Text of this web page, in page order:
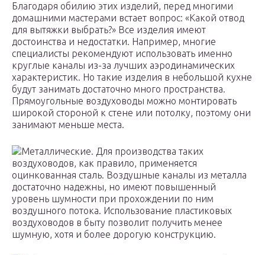
Благодаря обилию этих изделий, перед многими
домашними мастерами встает вопрос: «Какой отвод
для вытяжки выбрать?» Все изделия имеют
достоинства и недостатки. Например, многие
специалисты рекомендуют использовать именно
круглые каналы из-за лучших аэродинамических
характеристик. Но такие изделия в небольшой кухне
будут занимать достаточно много пространства.
Прямоугольные воздуховоды можно монтировать
широкой стороной к стене или потолку, поэтому они
занимают меньше места.
Металлические. Для производства таких
воздуховодов, как правило, применяется
оцинкованная сталь. Воздушные каналы из металла
достаточно надежны, но имеют повышенный
уровень шумности при прохождении по ним
воздушного потока. Использование пластиковых
воздуховодов в быту позволит получить менее
шумную, хотя и более дорогую конструкцию.